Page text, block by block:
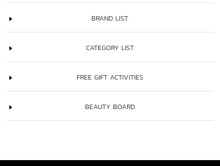
BRAND LIST
CATEGORY LIST
FREE GIFT ACTIVITIES
BEAUTY BOARD